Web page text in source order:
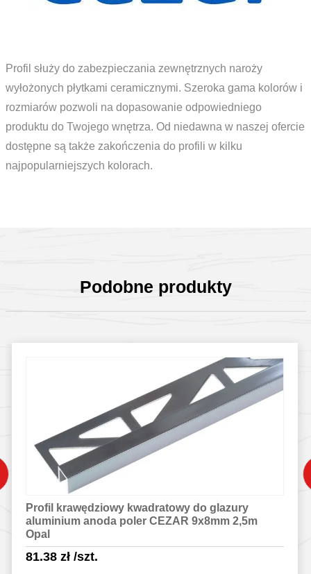
Profil służy do zabezpieczania zewnętrznych naroży
wyłożonych płytkami ceramicznymi. Szeroka gama kolorów i
rozmiarów pozwoli na dopasowanie odpowiedniego
produktu do Twojego wnętrza. Od niedawna w naszej ofercie
dostępne są także zakończenia do profili w kilku
najpopularniejszych kolorach.
Podobne produkty
Profil krawędziowy kwadratowy do glazury
aluminium anoda poler CEZAR 9x8mm 2,5m
Opal
81.38 zł/szt.